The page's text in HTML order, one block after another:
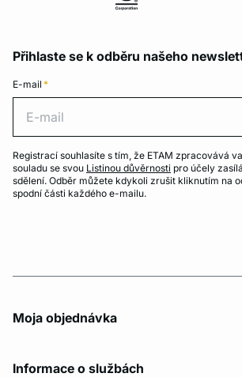
Přihlaste se k odběru našeho
E-mail *
Registrací souhlasíte s tím, že ETAM zpracovává
souladu se svou Listinou důvěrnosti pro účely
sdělení. Odběr můžete kdykoli zrušit kliknutím na
spodní části každého e-mailu.
Moja objednávka
Informace o službách